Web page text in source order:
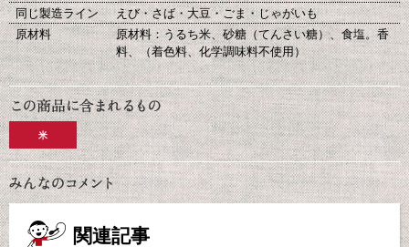
同じ製造ライン
えび・さば・大豆・ごま・じゃがいも
原材料
原材料：うるち米、砂糖（てんさい糖）、食塩。香
料、（着色料、化学調味料不使用）
米
関連記事